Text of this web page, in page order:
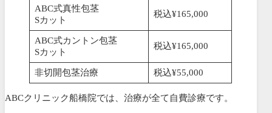
ABC式真性包茎
Sカット
税込¥165,000
ABC式カントン包茎
Sカット
税込¥165,000
非切開包茎治療 税込¥55,000
ABCクリニック船橋院では、治療が全て自費診療です。